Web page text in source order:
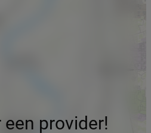
een provider!